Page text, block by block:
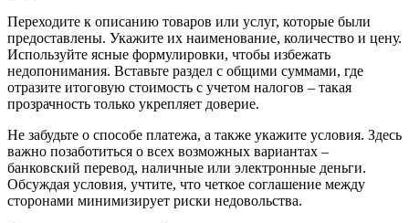
Переходите к описанию товаров или услуг, которые были
предоставлены. Укажите их наименование, количество и цену.
Используйте ясные формулировки, чтобы избежать
недопонимания. Вставьте раздел с общими суммами, где
отразите итоговую стоимость с учетом налогов – такая
прозрачность только укрепляет доверие.
Не забудьте о способе платежа, а также укажите условия. Здесь
важно позаботиться о всех возможных вариантах –
банковский перевод, наличные или электронные деньги.
Обсуждая условия, учтите, что четкое соглашение между
сторонами минимизирует риски недовольства.